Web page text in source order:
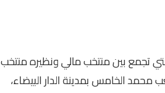
تجمع بين منتخب مالي ونظيره منتخب
الخامس بمدينة الدار البيضاء،